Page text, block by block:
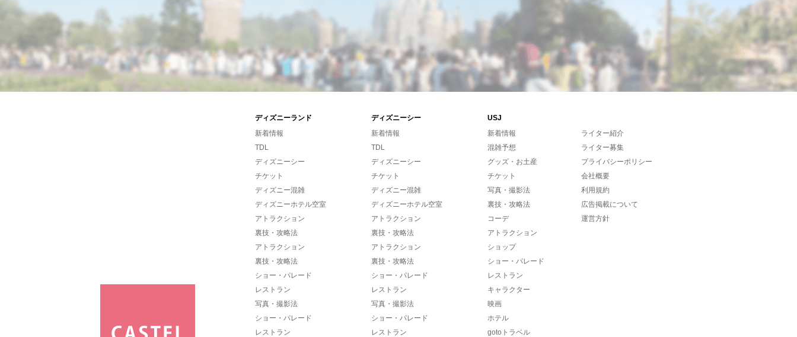
ディズニーランド ディズニーシー
USJ
新着情報
TDL
ディズニーシー
チケット
ディズニー混雑
ディズニーホテル空室
アトラクション
裏技・攻略法
アトラクション
裏技・攻略法
ショー・パレード
レストラン
写真・撮影法
ショー・パレード
レストラン
新着情報
TDL
ディズニーシー
チケット
ディズニー混雑
ディズニーホテル空室
アトラクション
裏技・攻略法
アトラクション
裏技・攻略法
ショー・パレード
レストラン
写真・撮影法
ショー・パレード
レストラン
新着情報
混雑予想
グッズ・お土産
チケット
写真・撮影法
裏技・攻略法
コーデ
アトラクション
ショップ
ショー・パレード
レストラン
キャラクター
映画
ホテル
gotoトラベル
ライター紹介
ライター募集
プライバシーポリシー
会社概要
利用規約
広告掲載について
運営方針